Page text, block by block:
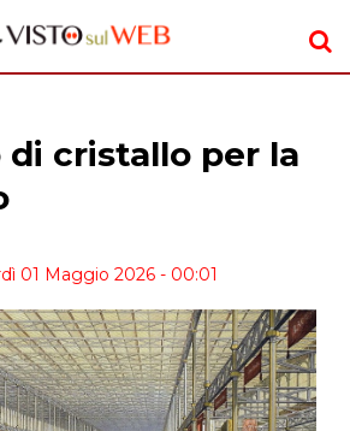
di cristallo per la
01 Maggio 2026 - 00:01